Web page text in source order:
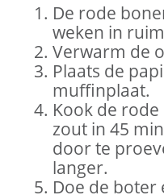
De rode
weken in
Verwarm de
Plaats de
muffinplaat.
Kook de
zout in 45
door te
langer.
Doe de boter